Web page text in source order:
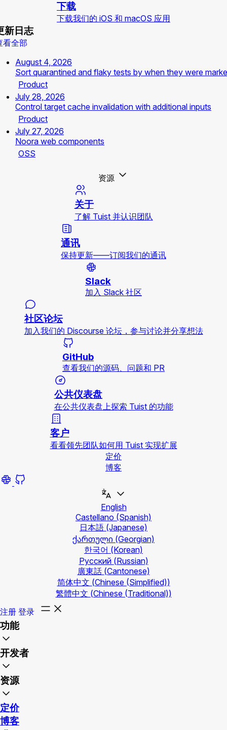
下载
下载我们的 iOS 和 macOS 应用
新日志
看全部
August 4, 2026
Sort quarantined and flaky tests by when they were
Product
July 28, 2026
Control target cache invalidation with additional inputs
Product
July 27, 2026
Noora web components
OSS
资源
关于
了解 Tuist 并认识团队
通讯
保持更新——订阅我们的通讯
Slack
加入 Slack 社区
社区论坛
加入我们的 Discourse 论坛，参与讨论并分享想法
GitHub
查看我们的源码、问题和 PR
公共仪表盘
在公共仪表盘上探索 Tuist 的功能
客户
看看领先团队如何用 Tuist 实现扩展
定价
博客
English
Castellano (Spanish)
日本語 (Japanese)
ქართული (Georgian)
한국어 (Korean)
Русский (Russian)
廣東話 (Cantonese)
简体中文 (Chinese (Simplified))
繁體中文 (Chinese (Traditional))
注册 登录
功能
开发者
资源
定价
博客